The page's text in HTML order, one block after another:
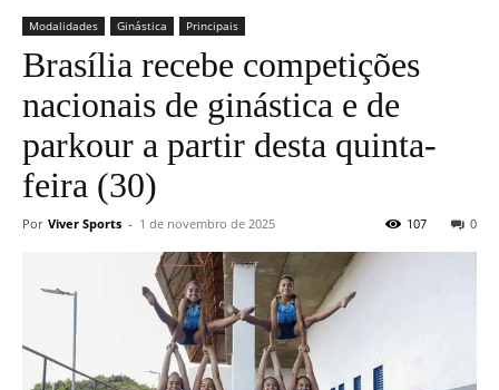
Modalidades Ginástica Principais
Brasília recebe competições
nacionais de ginástica e de
parkour a partir desta quinta-
feira (30)
Por Viver Sports - 1 de novembro de 2025 0
107